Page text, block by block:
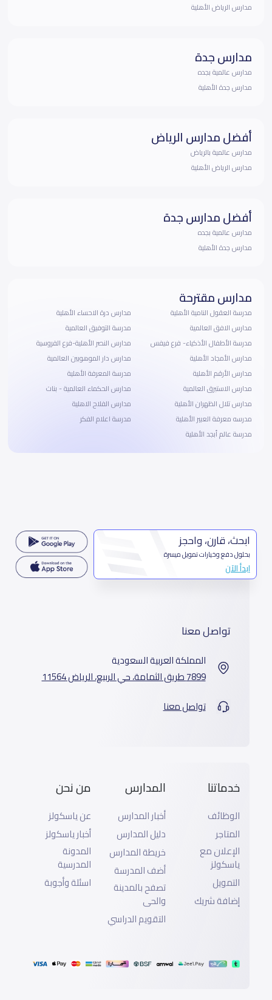
مدارس الرياض الأهلية
مدارس جدة
مدارس عالمية بجده
مدارس جدة الأهلية
أفضل مدارس الرياض
مدارس عالمية بالرياض
مدارس الرياض الأهلية
أفضل مدارس جدة
مدارس عالمية بجده
مدارس جدة الأهلية
مدارس مقترحة
مدرسة العقول النامية الأهلية
مدارس الافق العالمية
مدرسة الأطفال الأذكياء- فرع فيفس
مدارس الأمجاد الأهلية
مدارس الأرقم الأهلية
مدارس الاستبرق العالمية
مدارس تلال الظهران الأهلية
مدرسه معرفة العبير الأهلية
مدرسة عالم أبجد الأهلية
مدارس درة الاحساء الأهلية
مدرسة التوفيق العالمية
مدارس النصر الأهلية-فرع الفروسية
مدارس دار الموهوبين العالمية
مدرسة المعرفة الأهلية
مدارس الحكماء العالمية - بنات
مدارس الفلاح الاهلية
مدرسة اعلام الفكر
ابحث، قارن، واحجز
بحلول دفع وخيارات تمويل ميسرة
ابدأ الآن
تواصل معنا
المملكة العربية السعودية
7899 طريق الثمامة، حي الربيع، الرياض 11564
تواصل معنا
خدماتنا
الوظائف
المتاجر
الإعلان مع
ياسكولز
التمويل
إضافة شريك
المدارس
أخبار المدارس
دليل المدارس
خريطة المدارس
أضف المدرسة
تصفح بالمدينة
والحى
التقويم الدراسي
من نحن
عن ياسكولز
أخبار ياسكولز
المدونة
المدرسية
اسئلة وأجوبة